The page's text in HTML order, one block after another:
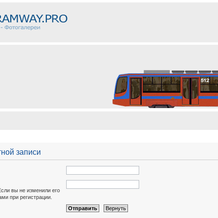
записи
вы не изменили его
при регистрации.